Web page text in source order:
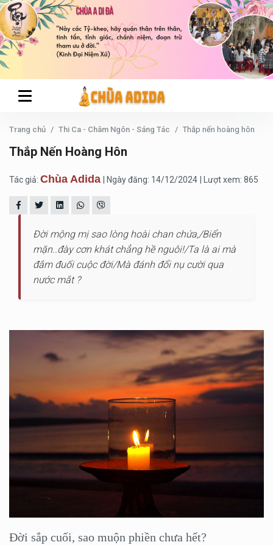
Trang chủ Thi Ca - Châm Ngôn - Sáng Tác Thắp nến hoàng hôn
Thắp Nến Hoàng Hôn
Tác giả: Chùa Adida | Ngày đăng: 14/12/2024 | Lượt xem: 865
Đời mộng mị sao lòng hoài chan chứa,/Biển
mặn..đày cơn khát chẳng hề nguôi!/Ta là ai mà
đắm đuối cuộc đời/Mà đánh đổi nụ cười qua
nước mắt ?
Đời sắp cuối, sao muộn phiền chưa hết?